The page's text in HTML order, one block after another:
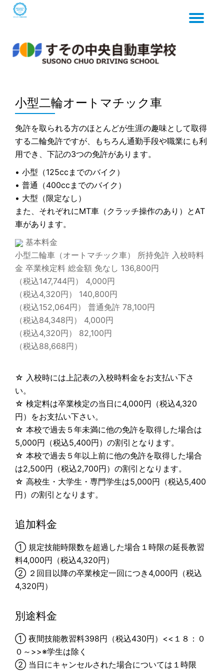
小型二輪オートマチック車
免許を取られる方のほとんどが生涯の趣味として取得
する二輪免許ですが、もちろん通勤手段や職業にも利
用でき、下記の3つの免許があります。
• 小型（125ccまでのバイク）
• 普通（400ccまでのバイク）
• 大型（限定なし）
また、それぞれにMT車（クラッチ操作のあり）とAT
車があります。
基本料金
小型二輪車（オートマチック車） 所持免許 入校時料
金 卒業検定料 総金額 免なし 136,800円
（税込147,744円） 4,000円
（税込4,320円） 140,800円
（税込152,064円） 普通免許 78,100円
（税込84,348円） 4,000円
（税込4,320円） 82,100円
（税込88,668円）
☆ 入校時には上記表の入校時料金をお支払い下さ
い。
☆ 検定料は卒業検定の当日に4,000円（税込4,320
円）をお支払い下さい。
☆ 本校で過去５年未満に他の免許を取得した場合は
5,000円（税込5,400円）の割引となります。
☆ 本校で過去５年以上前に他の免許を取得した場合
は2,500円（税込2,700円）の割引となります。
☆ 高校生・大学生・専門学生は5,000円（税込5,400
円）の割引となります。
追加料金
① 規定技能時限数を超過した場合１時限の延長教習
料4,000円（税込4,320円）
② ２回目以降の卒業検定一回につき4,000円（税込
4,320円）
別途料金
① 夜間技能教習料398円（税込430円）<<１８：０
０～>>※学生は除く
② 当日にキャンセルされた場合については１時限